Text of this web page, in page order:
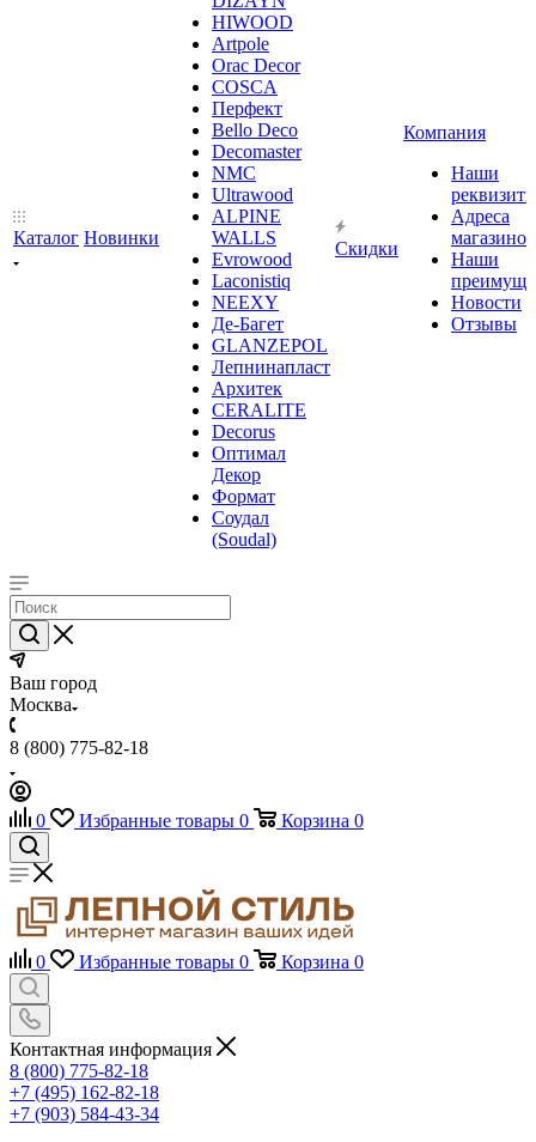
Каталог Новинки
HIWOOD
Artpole
Orac Decor
COSCA
Перфект
Bello Deco
Decomaster
NMС
Ultrawood
ALPINE
WALLS
Evrowood
Laconistiq
NEEXY
Де-Багет
GLANZEPOL
Лепнинапласт
Архитек
CERALITE
Decorus
Оптимал
Декор
Формат
Соудал
(Soudal)
Скидки
Компания
Наши
Адреса
магазинов
Наши
Новости
Отзывы
Ваш город
Москва
8 (800) 775-82-18
0 Избранные товары 0 Корзина 0
0 Избранные товары 0 Корзина 0
Контактная информация
8 (800) 775-82-18
+7 (495) 162-82-18
+7 (903) 584-43-34